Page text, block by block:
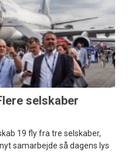
selskaber
19 fly fra tre selskaber,
samarbejde så dagens lys